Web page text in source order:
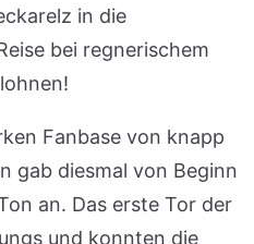
in die
bei regnerischem
Fanbase von knapp
gab diesmal von Beginn
an. Das erste Tor der
und konnten die